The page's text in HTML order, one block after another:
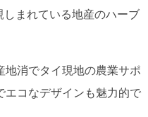
しまれている地産のハーブ
地消でタイ現地の農業サポ
エコなデザインも魅力的で